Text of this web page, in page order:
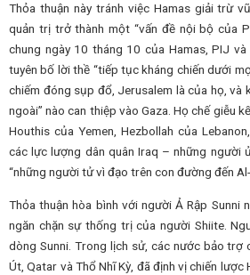
Thỏa thuận này tránh việc Hamas giải trừ
quản trị trở thành một “vấn đề nội bộ của
chung ngày 10 tháng 10 của Hamas, PIJ và
tuyên bố lời thề “tiếp tục kháng chiến dưới
chiếm đóng sụp đổ, Jerusalem là của họ, và
ngoài” nào can thiệp vào Gaza. Họ chế giễu
Houthis của Yemen, Hezbollah của
các lực lượng dân quân Iraq – những người
“những người tử vì đạo trên con đường đến
Thỏa thuận hòa bình với người Ả Rập Sunni
ngăn chặn sự thống trị của người Shiite.
dòng Sunni. Trong lịch sử, các nước bảo trợ
Út, Qatar và Thổ Nhĩ Kỳ, đã định vị chiến lược